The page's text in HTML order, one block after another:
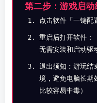
第二步：游戏启动
点击软件「一键
重启后打开软件
无需安装和启动
退出须知：游玩结
境，避免电脑长期
比较容易中毒）